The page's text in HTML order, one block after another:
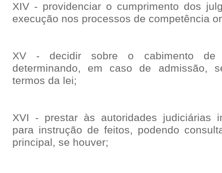
XIV - providenciar o cumprimento dos
execução nos processos de competência
XV - decidir sobre o cabimento de
determinando, em caso de admissão,
termos da lei;
XVI - prestar às autoridades judiciárias
para instrução de feitos, podendo
principal, se houver;